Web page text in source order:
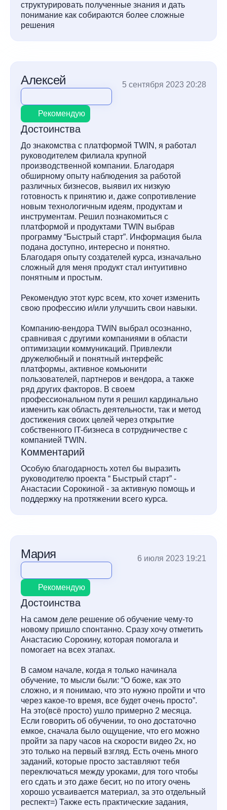
структурировать полученные знания и дать
понимание как собираются более сложные
решения
Алексей 5 сентября 2023 20:28
Рекомендую
Достоинства
До знакомства с платформой TWIN, я работал
руководителем филиала крупной
производственной компании. Благодаря
обширному опыту наблюдения за работой
различных бизнесов, выявил их низкую
готовность к принятию и, даже сопротивление
новым технологичным идеям, продуктам и
инструментам. Решил познакомиться с
платформой и продуктами TWIN выбрав
программу “Быстрый старт”. Информация была
подана доступно, интересно и понятно.
Благодаря опыту создателей курса, изначально
сложный для меня продукт стал интуитивно
понятным и простым.
Рекомендую этот курс всем, кто хочет изменить
свою профессию и/или улучшить свои навыки.
Компанию-вендора TWIN выбрал осознанно,
сравнивая с другими компаниями в области
оптимизации коммуникаций. Привлекли
дружелюбный и понятный интерфейс
платформы, активное комьюнити
пользователей, партнеров и вендора, а также
ряд других факторов. В своем
профессиональном пути я решил кардинально
изменить как область деятельности, так и метод
достижения своих целей через открытие
собственного IT-бизнеса в сотрудничестве с
компанией TWIN.
Комментарий
Особую благодарность хотел бы выразить
руководителю проекта “ Быстрый старт” -
Анастасии Сорокиной - за активную помощь и
поддержку на протяжении всего курса.
Мария 6 июля 2023 19:21
Рекомендую
Достоинства
На самом деле решение об обучение чему-то
новому пришло спонтанно. Сразу хочу отметить
Анастасию Сорокину, которая помогала и
помогает на всех этапах.
В самом начале, когда я только начинала
обучение, то мысли были: “О боже, как это
сложно, и я понимаю, что это нужно пройти и что
через какое-то время, все будет очень просто”.
На это(всё просто) ушло примерно 2 месяца.
Если говорить об обучении, то оно достаточно
емкое, сначала было ощущение, что его можно
пройти за пару часов на скорости видео 2х, но
это только на первый взгляд. Есть очень много
заданий, которые просто заставляют тебя
переключаться между уроками, для того чтобы
его сдать и это даже бесит, но по итогу очень
хорошо усваивается материал, за это отдельный
респект=) Также есть практические задания,